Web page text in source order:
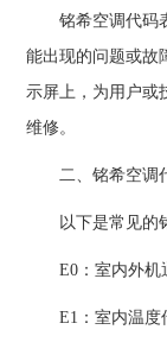
铭希空调代码表
能出现的问题或故
示屏上，为用户或
维修。
二、铭希空调
以下是常见的铭
E0：室内外机
E1：室内温度